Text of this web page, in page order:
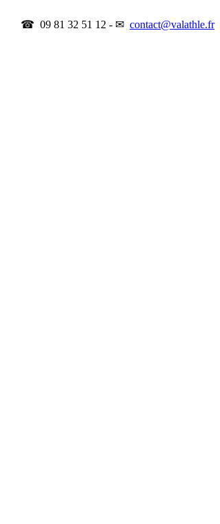
☎ 09 81 32 51 12 - ✉ contact@valathle.fr